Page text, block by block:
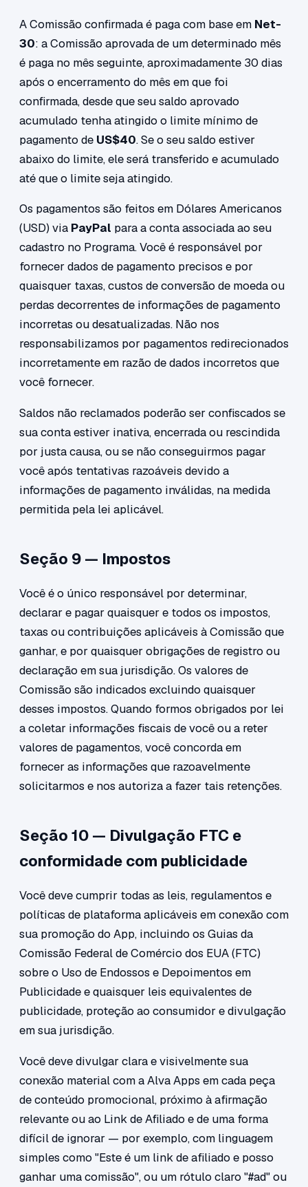
A Comissão confirmada é paga com base em Net-
30: a Comissão aprovada de um determinado mês
é paga no mês seguinte, aproximadamente 30 dias
após o encerramento do mês em que foi
confirmada, desde que seu saldo aprovado
acumulado tenha atingido o limite mínimo de
pagamento de US$40. Se o seu saldo estiver
abaixo do limite, ele será transferido e acumulado
até que o limite seja atingido.
Os pagamentos são feitos em Dólares Americanos
(USD) via PayPal para a conta associada ao seu
cadastro no Programa. Você é responsável por
fornecer dados de pagamento precisos e por
quaisquer taxas, custos de conversão de moeda ou
perdas decorrentes de informações de pagamento
incorretas ou desatualizadas. Não nos
responsabilizamos por pagamentos redirecionados
incorretamente em razão de dados incorretos que
você fornecer.
Saldos não reclamados poderão ser confiscados se
sua conta estiver inativa, encerrada ou rescindida
por justa causa, ou se não conseguirmos pagar
você após tentativas razoáveis devido a
informações de pagamento inválidas, na medida
permitida pela lei aplicável.
Seção 9 — Impostos
Você é o único responsável por determinar,
declarar e pagar quaisquer e todos os impostos,
taxas ou contribuições aplicáveis à Comissão que
ganhar, e por quaisquer obrigações de registro ou
declaração em sua jurisdição. Os valores de
Comissão são indicados excluindo quaisquer
desses impostos. Quando formos obrigados por lei
a coletar informações fiscais de você ou a reter
valores de pagamentos, você concorda em
fornecer as informações que razoavelmente
solicitarmos e nos autoriza a fazer tais retenções.
Seção 10 — Divulgação FTC e
conformidade com publicidade
Você deve cumprir todas as leis, regulamentos e
políticas de plataforma aplicáveis em conexão com
sua promoção do App, incluindo os Guias da
Comissão Federal de Comércio dos EUA (FTC)
sobre o Uso de Endossos e Depoimentos em
Publicidade e quaisquer leis equivalentes de
publicidade, proteção ao consumidor e divulgação
em sua jurisdição.
Você deve divulgar clara e visivelmente sua
conexão material com a Alva Apps em cada peça
de conteúdo promocional, próximo à afirmação
relevante ou ao Link de Afiliado e de uma forma
difícil de ignorar — por exemplo, com linguagem
simples como "Este é um link de afiliado e posso
ganhar uma comissão", ou um rótulo claro "#ad" ou